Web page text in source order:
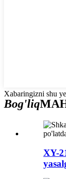
Xabaringizni shu
Bog'liq
XY-